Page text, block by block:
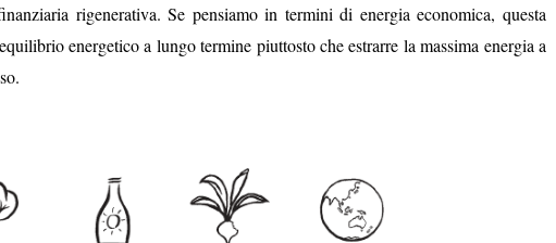
rigenerativa. Se pensiamo in termini di energia economica, questa
energetico a lungo termine piuttosto che estrarre la massima energia a